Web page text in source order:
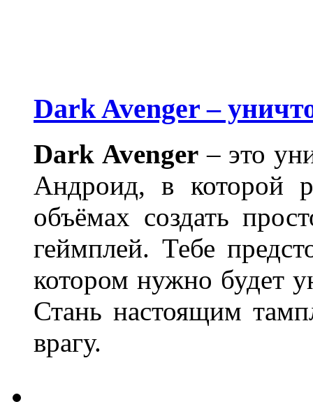
Dark Avenger –
Dark Avenger – это
Андроид, в которой
объёмах создать
геймплей. Тебе
котором нужно будет
Стань настоящим
врагу.